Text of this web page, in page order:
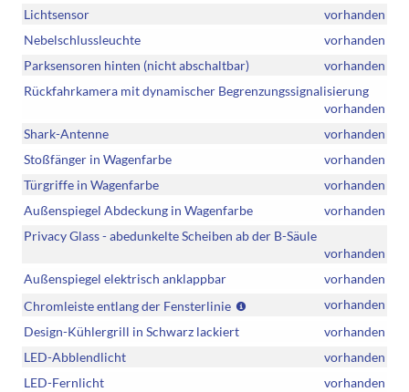
Lichtsensor
vorhanden
Nebelschlussleuchte
vorhanden
Parksensoren hinten (nicht abschaltbar)
vorhanden
Rückfahrkamera mit dynamischer Begrenzungssignalisierung
vorhanden
Shark-Antenne
vorhanden
Stoßfänger in Wagenfarbe
vorhanden
Türgriffe in Wagenfarbe
vorhanden
Außenspiegel Abdeckung in Wagenfarbe
vorhanden
Privacy Glass - abedunkelte Scheiben ab der B-Säule
vorhanden
Außenspiegel elektrisch anklappbar
vorhanden
Chromleiste entlang der Fensterlinie
vorhanden
Design-Kühlergrill in Schwarz lackiert
vorhanden
LED-Abblendlicht
vorhanden
LED-Fernlicht
vorhanden